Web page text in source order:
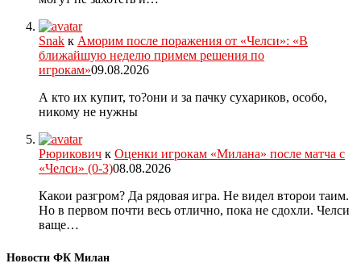
Snak к Аморим после поражения от «Челси»: «В
ближайшую неделю примем решения по
игрокам»09.08.2026
А кто их купит, то?они и за пачку сухариков, особо,
никому не нужны
Рюрикович к Оценки игрокам «Милана» после матча с
«Челси» (0-3)08.08.2026
Какои разгром? Да рядовая игра. Не видел второи таим.
Но в первом почти весь отлично, пока не сдохли. Челси
ваще…
Новости ФК Милан